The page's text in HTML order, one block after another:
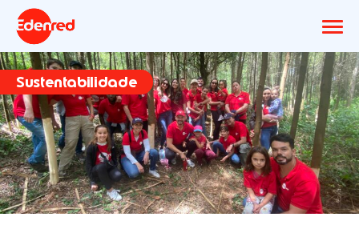
Sustentabilidade